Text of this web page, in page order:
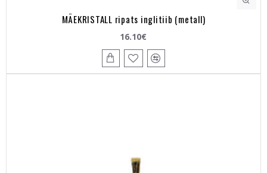
MÄEKRISTALL ripats inglitiib (metall)
16.10€